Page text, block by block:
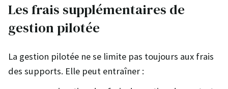
Les frais supplémentaires de
gestion pilotée
La gestion pilotée ne se limite pas toujours aux frais
des supports. Elle peut entraîner :